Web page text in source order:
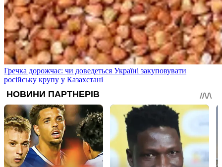
Гречка дорожчає: чи доведеться Україні закуповувати
російську крупу у Казахстані